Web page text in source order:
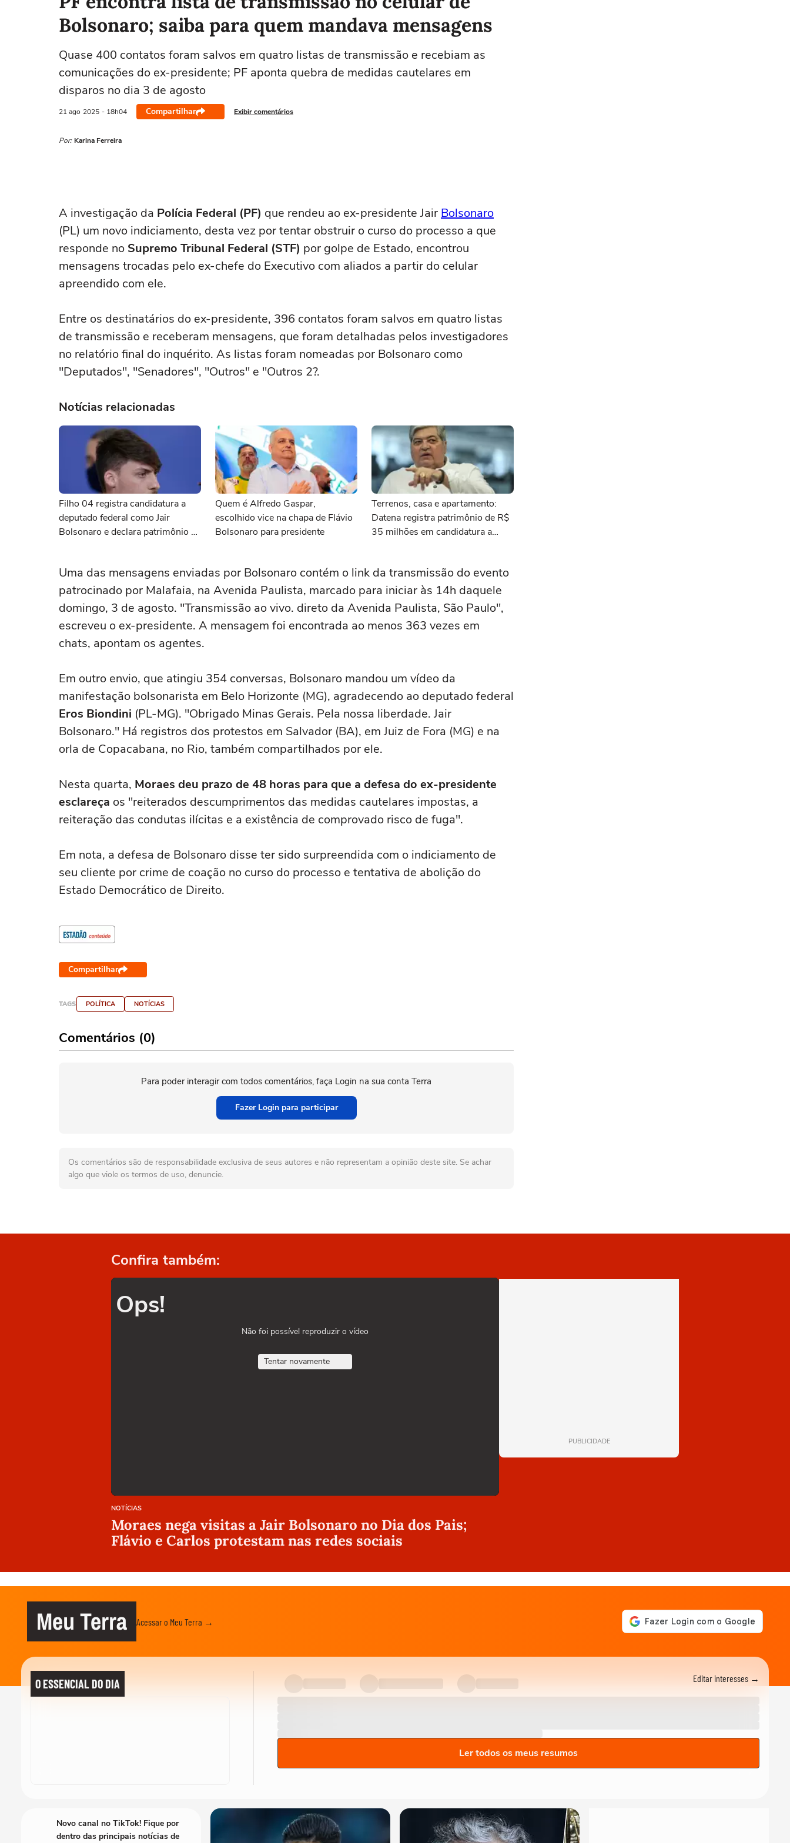
Bolsonaro; saiba para quem mandava mensagens
Quase 400 contatos foram salvos em quatro listas de transmissão e recebiam as
comunicações do ex-presidente; PF aponta quebra de medidas cautelares em
disparos no dia 3 de agosto
21 ago 2025 - 18h04 Compartilhar Exibir comentários
Por: Karina Ferreira
A investigação da Polícia Federal (PF) que rendeu ao ex-presidente Jair Bolsonaro
(PL) um novo indiciamento, desta vez por tentar obstruir o curso do processo a que
responde no Supremo Tribunal Federal (STF) por golpe de Estado, encontrou
mensagens trocadas pelo ex-chefe do Executivo com aliados a partir do celular
apreendido com ele.
Entre os destinatários do ex-presidente, 396 contatos foram salvos em quatro listas
de transmissão e receberam mensagens, que foram detalhadas pelos investigadores
no relatório final do inquérito. As listas foram nomeadas por Bolsonaro como
"Deputados", "Senadores", "Outros" e "Outros 2?.
Notícias relacionadas
Filho 04 registra candidatura a
deputado federal como Jair
Bolsonaro e declara patrimônio de
Quem é Alfredo Gaspar,
escolhido vice na chapa de Flávio
Bolsonaro para presidente
Terrenos, casa e apartamento:
Datena registra patrimônio de R$
35 milhões em candidatura a
Uma das mensagens enviadas por Bolsonaro contém o link da transmissão do evento
patrocinado por Malafaia, na Avenida Paulista, marcado para iniciar às 14h daquele
domingo, 3 de agosto. "Transmissão ao vivo. direto da Avenida Paulista, São Paulo",
escreveu o ex-presidente. A mensagem foi encontrada ao menos 363 vezes em
chats, apontam os agentes.
Em outro envio, que atingiu 354 conversas, Bolsonaro mandou um vídeo da
manifestação bolsonarista em Belo Horizonte (MG), agradecendo ao deputado federal
Eros Biondini (PL-MG). "Obrigado Minas Gerais. Pela nossa liberdade. Jair
Bolsonaro." Há registros dos protestos em Salvador (BA), em Juiz de Fora (MG) e na
orla de Copacabana, no Rio, também compartilhados por ele.
Nesta quarta, Moraes deu prazo de 48 horas para que a defesa do ex-presidente
esclareça os "reiterados descumprimentos das medidas cautelares impostas, a
reiteração das condutas ilícitas e a existência de comprovado risco de fuga".
Em nota, a defesa de Bolsonaro disse ter sido surpreendida com o indiciamento de
seu cliente por crime de coação no curso do processo e tentativa de abolição do
Estado Democrático de Direito.
Compartilhar
TAGS POLÍTICA NOTÍCIAS
Comentários (0)
Para poder interagir com todos comentários, faça Login na sua conta Terra
Fazer Login para participar
Os comentários são de responsabilidade exclusiva de seus autores e não representam a opinião deste site. Se achar
algo que viole os termos de uso, denuncie.
Confira também:
Ops!
Não foi possível reproduzir o vídeo
Tentar novamente
NOTÍCIAS
Moraes nega visitas a Jair Bolsonaro no Dia dos Pais;
Flávio e Carlos protestam nas redes sociais
PUBLICIDADE
Meu Terra Acessar o Meu Terra →
O ESSENCIAL DO DIA Editar interesses →
Ler todos os meus resumos
Novo canal no TikTok! Fique por
dentro das principais notícias de